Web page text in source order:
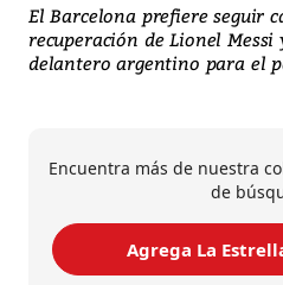
El Barcelona prefiere seguir
recuperación de Lionel
delantero argentino para el
Encuentra más de nuestra
de
Agrega La